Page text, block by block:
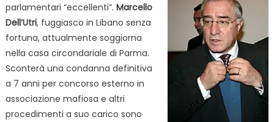
parlamentari “eccellenti”. Marcello
Dell’Utri, fuggiasco in Libano senza
fortuna, attualmente soggiorna
nella casa circondariale di Parma.
Sconterà una condanna definitiva
a 7 anni per concorso esterno in
associazione mafiosa e altri
procedimenti a suo carico sono